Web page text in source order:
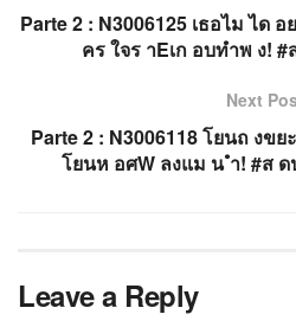
Parte 2 : N3006125 เธอไม ได อ
คร ใจร าEเก อบทำพ ง!
Next
Parte 2 : N3006118 โยนถ งข
โยนห อศW ลงแม น ำ! #ส ด
Leave a Reply